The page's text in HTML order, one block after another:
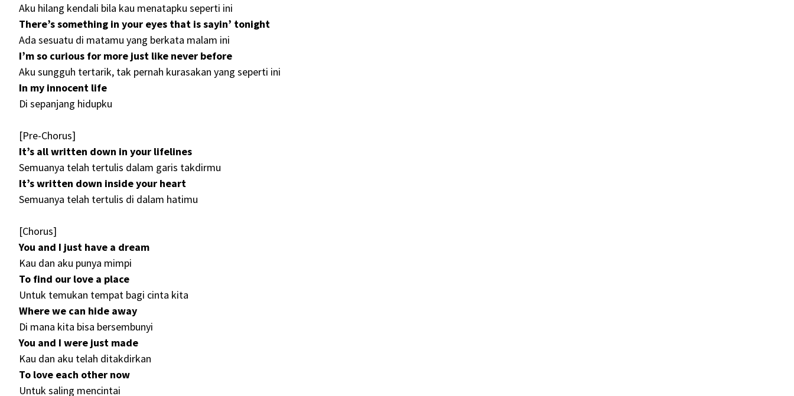
Aku hilang kendali bila kau menatapku seperti ini
There’s something in your eyes that is sayin’ tonight
Ada sesuatu di matamu yang berkata malam ini
I’m so curious for more just like never before
Aku sungguh tertarik, tak pernah kurasakan yang seperti ini
In my innocent life
Di sepanjang hidupku
[Pre-Chorus]
It’s all written down in your lifelines
Semuanya telah tertulis dalam garis takdirmu
It’s written down inside your heart
Semuanya telah tertulis di dalam hatimu
[Chorus]
You and I just have a dream
Kau dan aku punya mimpi
To find our love a place
Untuk temukan tempat bagi cinta kita
Where we can hide away
Di mana kita bisa bersembunyi
You and I were just made
Kau dan aku telah ditakdirkan
To love each other now
Untuk saling mencintai